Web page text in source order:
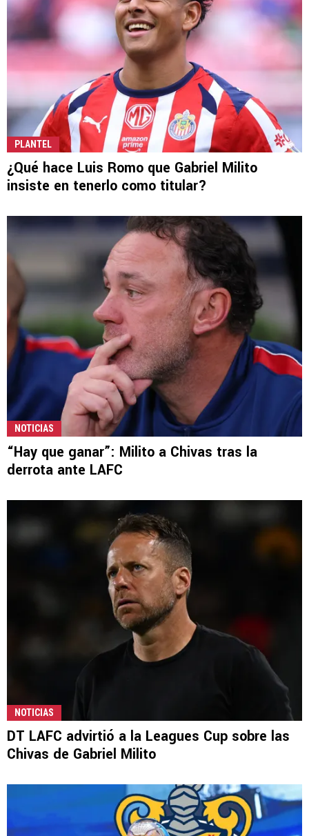
PLANTEL
¿Qué hace Luis Romo que Gabriel Milito
insiste en tenerlo como titular?
NOTICIAS
“Hay que ganar”: Milito a Chivas tras la
derrota ante LAFC
NOTICIAS
DT LAFC advirtió a la Leagues Cup sobre las
Chivas de Gabriel Milito